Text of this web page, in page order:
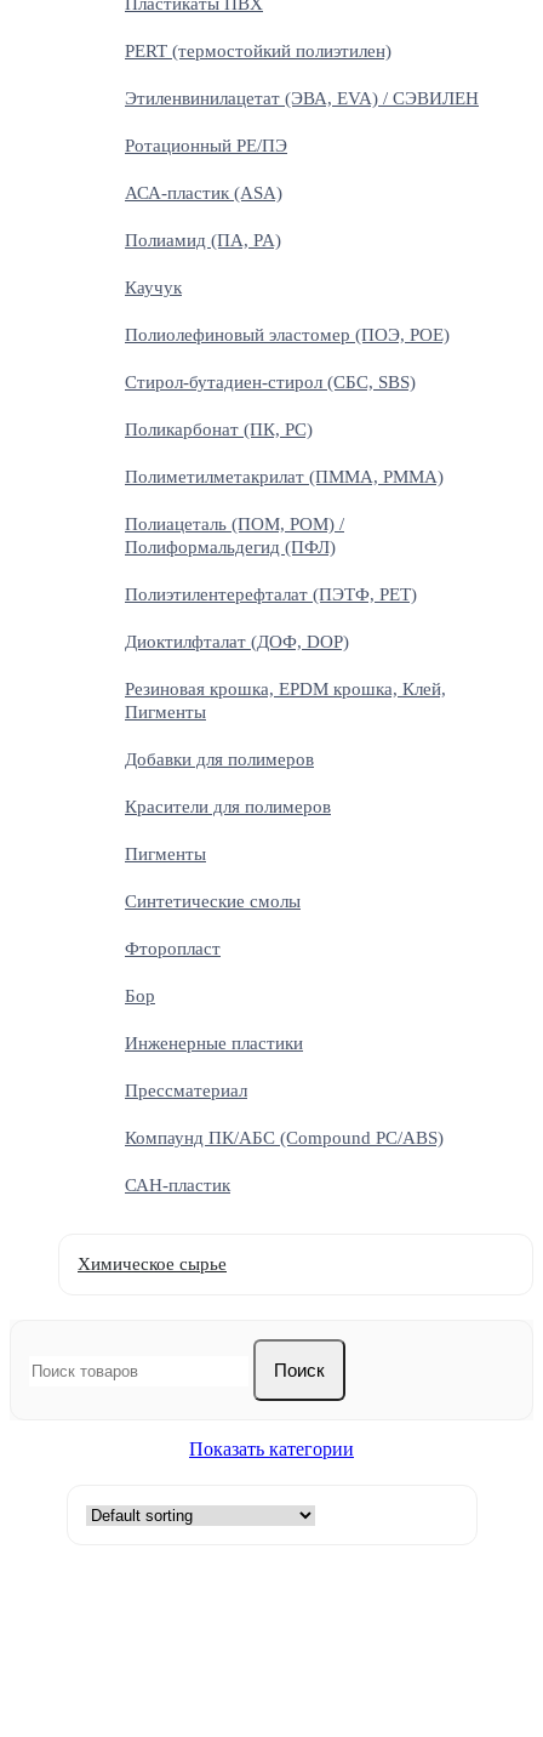
PERT (термостойкий полиэтилен)
Этиленвинилацетат (ЭВА, EVA) / СЭВИЛЕН
Ротационный PE/ПЭ
АСА-пластик (ASA)
Полиамид (ПА, PA)
Каучук
Полиолефиновый эластомер (ПОЭ, POE)
Стирол-бутадиен-стирол (СБС, SBS)
Поликарбонат (ПК, PC)
Полиметилметакрилат (ПММА, PMMA)
Полиацеталь (ПОМ, POM) /
Полиформальдегид (ПФЛ)
Полиэтилентерефталат (ПЭТФ, PET)
Диоктилфталат (ДОФ, DOP)
Резиновая крошка, EPDM крошка, Клей,
Пигменты
Добавки для полимеров
Красители для полимеров
Пигменты
Синтетические смолы
Фторопласт
Бор
Инженерные пластики
Прессматериал
Компаунд ПК/АБС (Compound PC/ABS)
САН-пластик
Химическое сырье
Поиск
Показать категории